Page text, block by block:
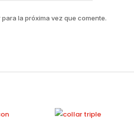
la próxima vez que comente.